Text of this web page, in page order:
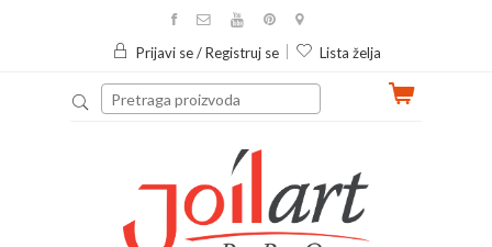
Prijavi se / Registruj se Lista želja